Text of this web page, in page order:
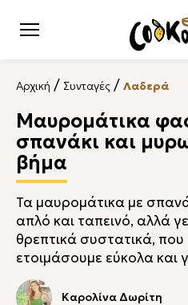
Αρχική / Συνταγές / Λαδερά
Μαυρομάτικα
σπανάκι και
βήμα
Τα μαυρομάτικα με
απλό και ταπεινό, αλλά
θρεπτικά συστατικά,
ετοιμάσουμε εύκολα και
Καρολίνα Δωρίτη